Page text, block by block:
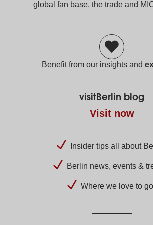
global fan base, the trade and
Benefit from our insights and
visitBerlin blog
Visit now
Insider tips all about
Berlin news, events &
Where we love to go